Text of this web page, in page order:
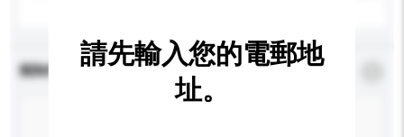
查詢內容 * 必須填寫
請先輸入您的電郵地
址。